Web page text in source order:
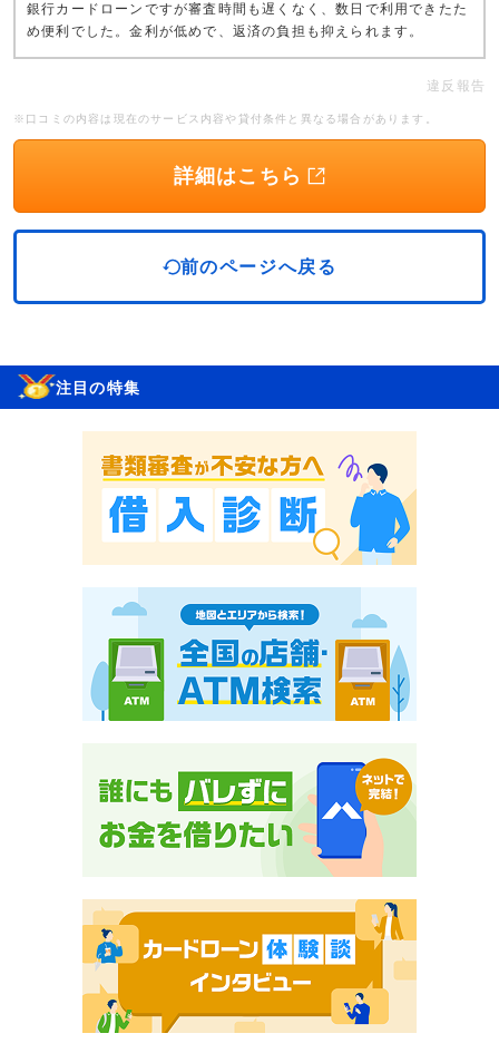
銀行カードローンですが審査時間も遅くなく、数日で利用できたた
め便利でした。金利が低めで、返済の負担も抑えられます。
違反報告
※口コミの内容は現在のサービス内容や貸付条件と異なる場合があります。
詳細はこちら
前のページへ戻る
注目の特集